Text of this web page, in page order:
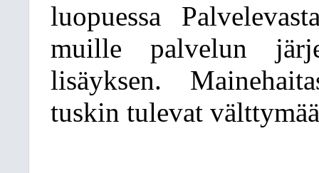
luopuessa
muille palvelun
lisäyksen.
tuskin tulevat